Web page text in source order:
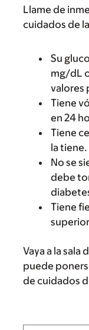
Llame de
cuidados de
Su
mg/dL
valores
Tiene
en 24
Tiene
la tiene.
No se
debe
Tiene
Vaya a la sala
puede
de cuidados